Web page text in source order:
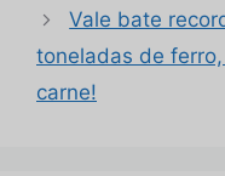
Vale bate
toneladas de
carne!